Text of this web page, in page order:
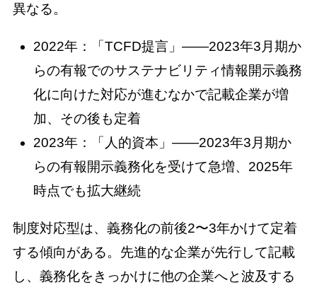
異なる。
2022年：「TCFD提言」——2023年3月期か
らの有報でのサステナビリティ情報開示義務
化に向けた対応が進むなかで記載企業が増
加、その後も定着
2023年：「人的資本」——2023年3月期か
らの有報開示義務化を受けて急増、2025年
時点でも拡大継続
制度対応型は、義務化の前後2〜3年かけて定着
する傾向がある。先進的な企業が先行して記載
し、義務化をきっかけに他の企業へと波及する